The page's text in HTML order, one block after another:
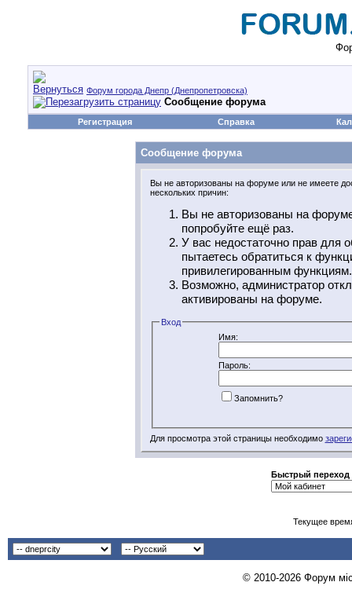
Форум города Днепр (Днепропетровска)
Сообщение форума
Регистрация Справка
Сообщение форума
Вы не авторизованы на форуме или не имеете
нескольких причин:
Вы не авторизованы на
попробуйте ещё раз.
У вас недостаточно прав для
пытаетесь обратиться к
привилегированным функциям.
Возможно, администратор
активированы на форуме.
Вход
Имя:
Пароль:
Запомнить?
Для просмотра этой страницы необходимо
Быстрый переход
Текущее
© 2010-2026 Форум